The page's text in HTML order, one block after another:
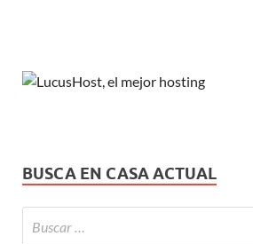
BUSCA EN CASA ACTUAL